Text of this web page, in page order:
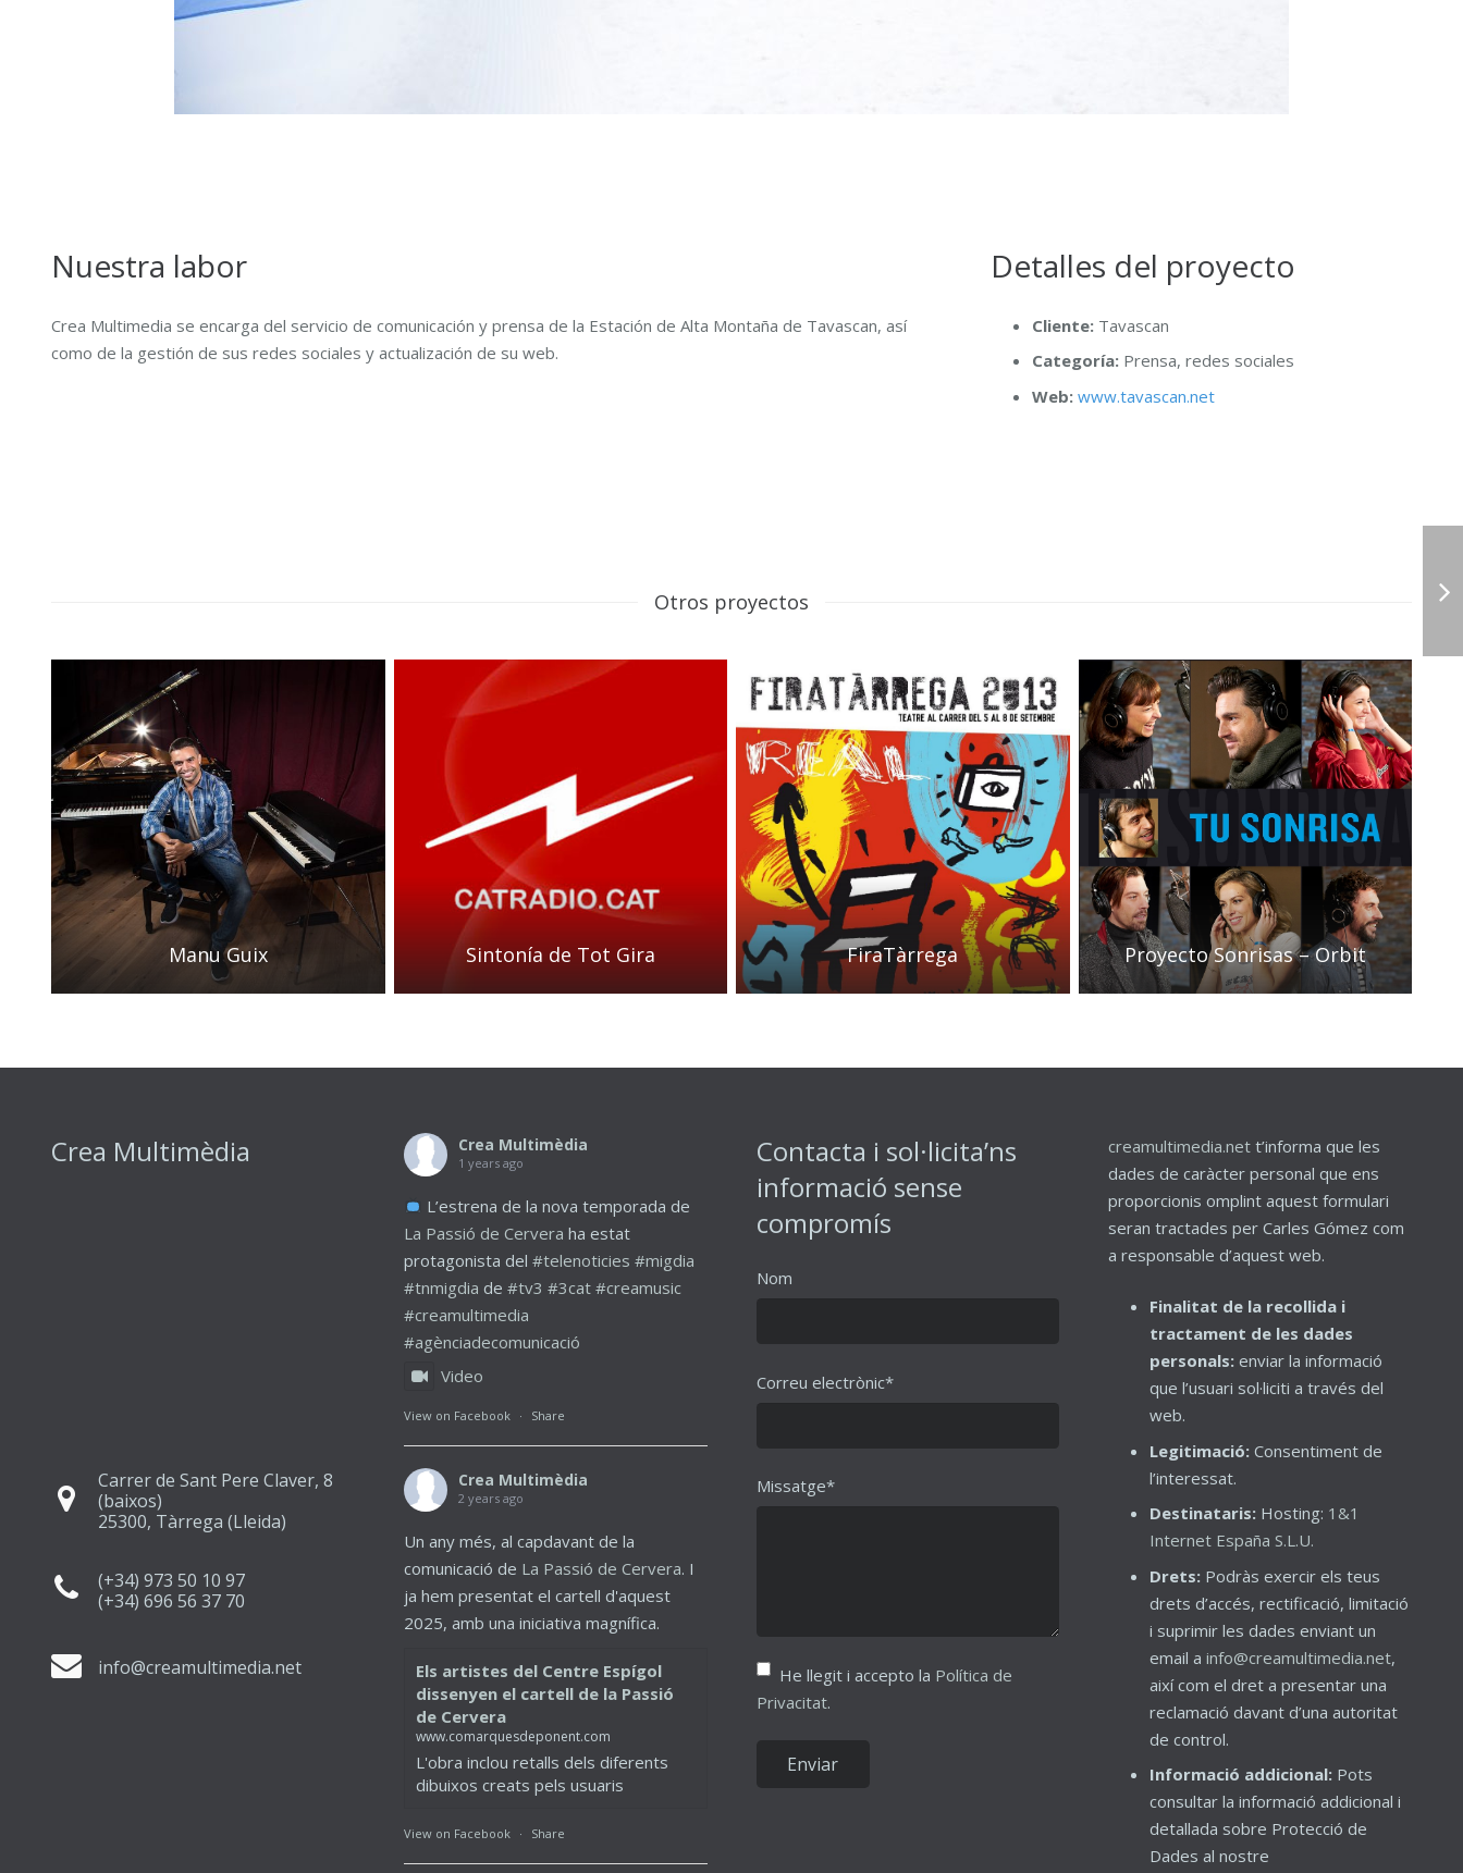
Nuestra labor
Crea Multimedia se encarga del servicio de comunicación y prensa de la Estación de Alta Montaña de Tavascan, así
como de la gestión de sus redes sociales y actualización de su web.
Detalles del proyecto
Cliente:Tavascan
Categoría:Prensa, redes sociales
Web: www.tavascan.net
Otros proyectos
Manu Guix Sintonía de Tot Gira FiraTàrrega Proyecto Sonrisas – Orbit
Crea Multimèdia
Carrer de Sant Pere Claver, 8
(baixos)
25300, Tàrrega (Lleida)
(+34) 973 50 10 97
(+34) 696 56 37 70
info@creamultimedia.net
Crea Multimèdia
1 years ago
L’estrena de la nova temporada de
La Passió de Cervera ha estat
protagonista del #telenoticies #migdia
#tnmigdia de #tv3 #3cat #creamusic
#creamultimedia
#agènciadecomunicació
Video
View on Facebook · Share
Crea Multimèdia
2 years ago
Un any més, al capdavant de la
comunicació de La Passió de Cervera. I
ja hem presentat el cartell d'aquest
2025, amb una iniciativa magnífica.
Els artistes del Centre Espígol
dissenyen el cartell de la Passió
de Cervera
www.comarquesdeponent.com
L'obra inclou retalls dels diferents
dibuixos creats pels usuaris
View on Facebook · Share
Contacta i sol·licita’ns
informació sense
compromís
Nom
Correu electrònic*
Missatge*
He llegit i accepto la Política de
Privacitat.
creamultimedia.net t’informa que les
dades de caràcter personal que ens
proporcionis omplint aquest formulari
seran tractades per Carles Gómez com
a responsable d’aquest web.
Finalitat de la recollida i
tractament de les dades
personals:enviar la informació
que l’usuari sol·liciti a través del
web.
Legitimació:Consentiment de
l’interessat.
Destinataris:Hosting: 1&1
Internet España S.L.U.
Drets:Podràs exercir els teus
drets d’accés, rectificació, limitació
i suprimir les dades enviant un
email a info@creamultimedia.net,
així com el dret a presentar una
reclamació davant d’una autoritat
de control.
Informació addicional:Pots
consultar la informació addicional i
detallada sobre Protecció de
Dades al nostre